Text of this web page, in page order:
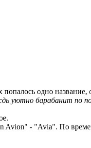
одно название,
уютно барабанит по
Avion" - "Avia". По